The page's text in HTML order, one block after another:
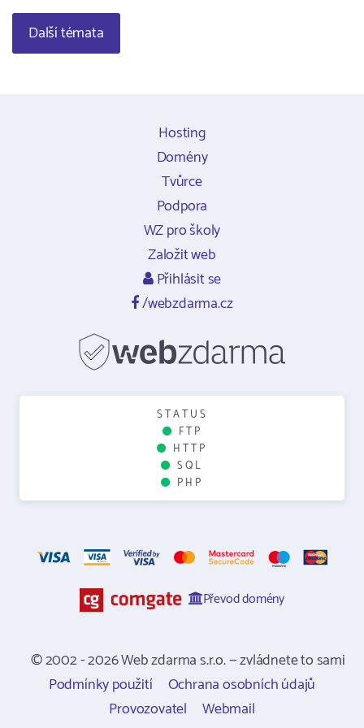
Další témata
Hosting
Domény
Tvůrce
Podpora
WZ pro školy
Založit web
Přihlásit se
/webzdarma.cz
STATUS
FTP
HTTP
SQL
PHP
Převod domény
© 2002 - 2026 Web zdarma s.r.o. — zvládnete to sami
Podmínky použití
Ochrana osobních údajů
Provozovatel
Webmail